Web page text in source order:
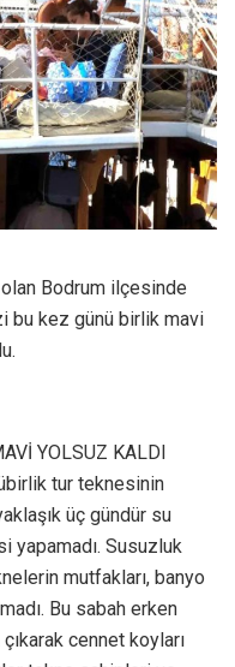
olan Bodrum ilçesinde
bu kez günü birlik mavi
YOLSUZ KALDI
tur teknesinin
üç gündür su
yapamadı. Susuzluk
mutfakları, banyo
Bu sabah erken
cennet koyları